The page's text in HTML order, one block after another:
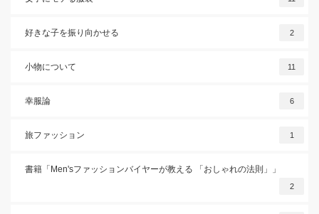
好きな子を振り向かせる 2
小物について 11
幸服論 6
旅ファッション 1
書籍「Men'sファッションバイヤーが教える 「おしゃれの法則」」
2